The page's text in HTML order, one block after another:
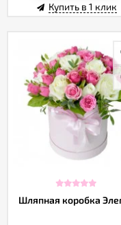
Купить в 1 клик
Шляпная коробка